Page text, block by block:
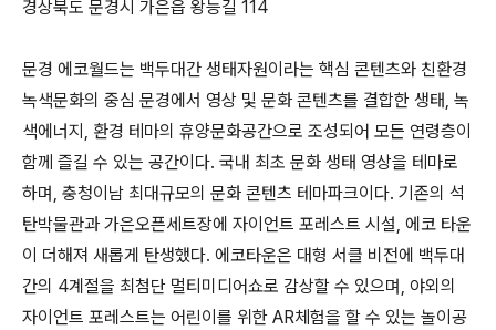
경상북도 문경시 가은읍 왕능길 114
문경 에코월드는 백두대간 생태자원이라는 핵심 콘텐츠와 친환경
녹색문화의 중심 문경에서 영상 및 문화 콘텐츠를 결합한 생태, 녹
색에너지, 환경 테마의 휴양문화공간으로 조성되어 모든 연령층이
함께 즐길 수 있는 공간이다. 국내 최초 문화 생태 영상을 테마로
하며, 충청이남 최대규모의 문화 콘텐츠 테마파크이다. 기존의 석
탄박물관과 가은오픈세트장에 자이언트 포레스트 시설, 에코 타운
이 더해져 새롭게 탄생했다. 에코타운은 대형 서클 비전에 백두대
간의 4계절을 최첨단 멀티미디어쇼로 감상할 수 있으며, 야외의
자이언트 포레스트는 어린이를 위한 AR체험을 할 수 있는 놀이공